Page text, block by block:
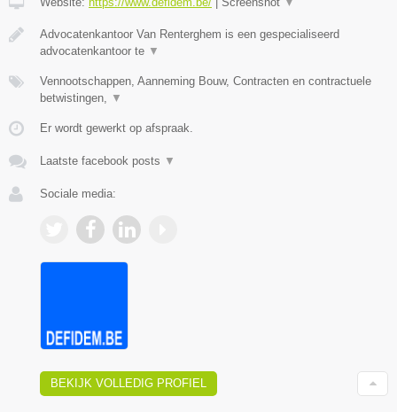
Advocatenkantoor Van Renterghem is een gespecialiseerd
advocatenkantoor te ▼
Vennootschappen, Aanneming Bouw, Contracten en contractuele
betwistingen,
▼
Er wordt gewerkt op afspraak.
Laatste facebook posts ▼
Sociale media:
BEKIJK VOLLEDIG PROFIEL